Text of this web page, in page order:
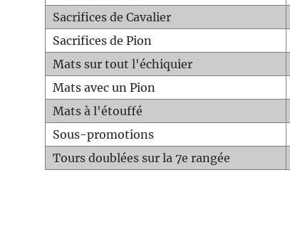
Sacrifices de Cavalier
Sacrifices de Pion
Mats sur tout l'échiquier
Mats avec un Pion
Mats à l'étouffé
Sous-promotions
Tours doublées sur la 7e rangée